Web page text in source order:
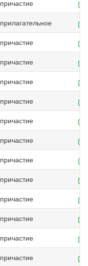
причастие
прилагательное
причастие
причастие
причастие
причастие
причастие
причастие
причастие
причастие
причастие
причастие
причастие
причастие